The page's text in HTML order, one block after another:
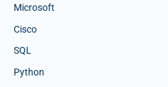
Microsoft
Cisco
SQL
Python